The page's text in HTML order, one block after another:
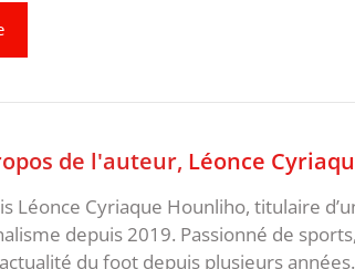
de l'auteur, Léonce
Léonce Cyriaque Hounliho, titulaire
depuis 2019. Passionné de
du foot depuis plusieurs